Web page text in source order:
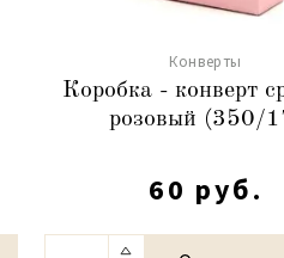
Конверты
Коробка - конверт
розовый (350/
60 руб.